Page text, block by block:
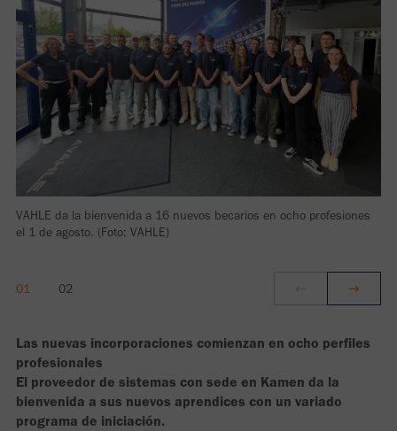
VAHLE da la bienvenida a 16 nuevos becarios en ocho profesiones
el 1 de agosto. (Foto: VAHLE)
Las nuevas incorporaciones comienzan en ocho perfiles
profesionales
El proveedor de sistemas con sede en Kamen da la
bienvenida a sus nuevos aprendices con un variado
programa de iniciación.